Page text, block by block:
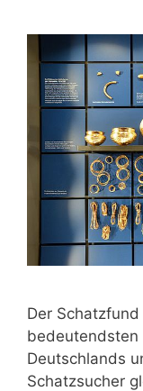
Der
bedeutendsten
Deutschlands
Schatzsucher